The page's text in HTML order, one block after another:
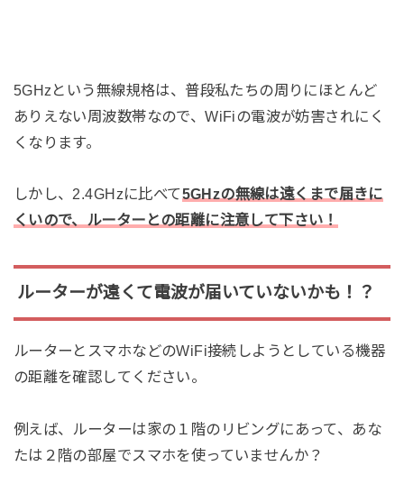
5GHzという無線規格は、普段私たちの周りにほとんど
ありえない周波数帯なので、WiFiの電波が妨害されにく
くなります。
しかし、2.4GHzに比べて5GHzの無線は遠くまで届きに
くいので、ルーターとの距離に注意して下さい！
ルーターが遠くて電波が届いていないかも！？
ルーターとスマホなどのWiFi接続しようとしている機器
の距離を確認してください。
例えば、ルーターは家の１階のリビングにあって、あな
たは２階の部屋でスマホを使っていませんか？